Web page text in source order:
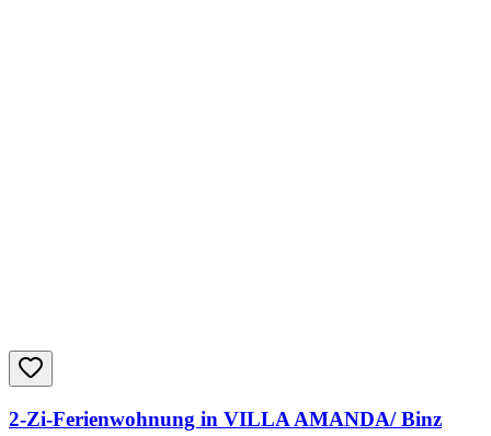
2-Zi-Ferienwohnung in VILLA AMANDA/ Binz